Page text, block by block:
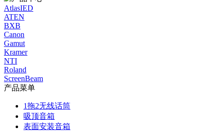
AtlasIED
ATEN
BXB
Canon
Gamut
Kramer
NTI
Roland
ScreenBeam
产品菜单
1拖2无线话筒
吸顶音箱
表面安装音箱